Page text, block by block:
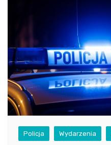
Policja Wydarzenia